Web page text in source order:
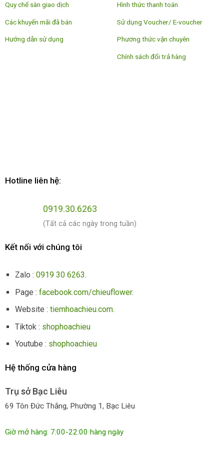
Quy chế sàn giao dịch
Các khuyến mãi đã bán
Hướng dẫn sử dụng
Hình thức thanh toán
Sử dụng Voucher/ E-voucher
Phương thức vận chuyên
Chính sách đổi trả hàng
Hotline liên hệ:
0919.30.6263
(Tất cả các ngày trong tuần)
Kết nối với chúng tôi
Zalo :0919 30 6263.
Page :facebook.com/chieuflower.
Website :tiemhoachieu.com.
Tiktok : shophoachieu
Youtube : shophoachieu
Hệ thống cửa hàng
Trụ sở Bạc Liêu
69 Tôn Đức Thắng, Phường 1, Bạc Liêu
Giờ mở hàng: 7:00-22:00 hàng ngày